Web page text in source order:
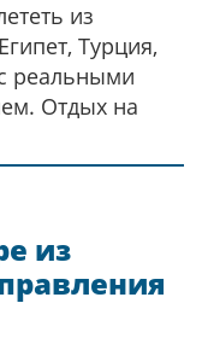
из
Турция,
реальными
Отдых на
из